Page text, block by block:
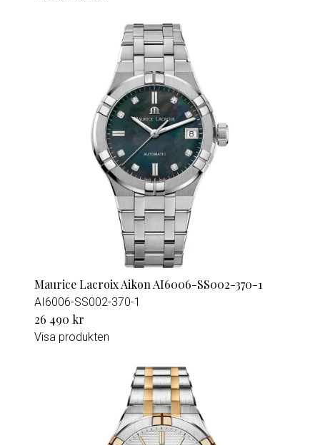
Maurice Lacroix Aikon AI6006-SS002-370-1
AI6006-SS002-370-1
26 490 kr
Visa produkten